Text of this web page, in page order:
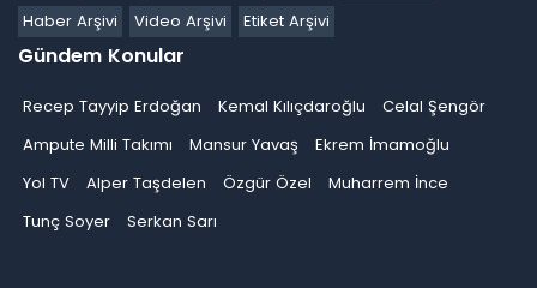
Haber Arşivi
Video Arşivi Etiket Arşivi
Gündem Konular
Recep Tayyip Erdoğan Kemal Kılıçdaroğlu
Celal Şengör
Ampute Milli Takımı
Mansur Yavaş
Ekrem İmamoğlu
Yol TV
Alper Taşdelen Özgür Özel
Muharrem İnce
Tunç Soyer
Serkan Sarı